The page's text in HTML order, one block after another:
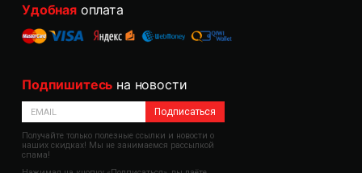
Удобнаяоплата
Подпишитесь на новости
Подписаться
Получайте только полезные ссылки и новости о
наших скидках! Мы не занимаемся рассылкой
спама!